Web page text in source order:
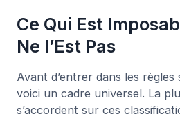
Ce Qui Est
Ne l’Est Pas
Avant d’entrer dans les
voici un cadre universel. La
s’accordent sur ces